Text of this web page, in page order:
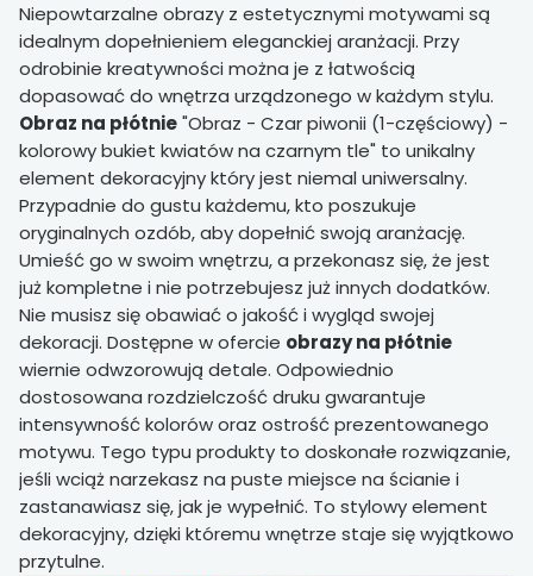
Niepowtarzalne obrazy z estetycznymi motywami są
idealnym dopełnieniem eleganckiej aranżacji. Przy
odrobinie kreatywności można je z łatwością
dopasować do wnętrza urządzonego w każdym stylu.
Obraz na płótnie"Obraz - Czar piwonii (1-częściowy) -
kolorowy bukiet kwiatów na czarnym tle" to unikalny
element dekoracyjny który jest niemal uniwersalny.
Przypadnie do gustu każdemu, kto poszukuje
oryginalnych ozdób, aby dopełnić swoją aranżację.
Umieść go w swoim wnętrzu, a przekonasz się, że jest
już kompletne i nie potrzebujesz już innych dodatków.
Nie musisz się obawiać o jakość i wygląd swojej
dekoracji. Dostępne w ofercie obrazy na płótnie
wiernie odwzorowują detale. Odpowiednio
dostosowana rozdzielczość druku gwarantuje
intensywność kolorów oraz ostrość prezentowanego
motywu. Tego typu produkty to doskonałe rozwiązanie,
jeśli wciąż narzekasz na puste miejsce na ścianie i
zastanawiasz się, jak je wypełnić. To stylowy element
dekoracyjny, dzięki któremu wnętrze staje się wyjątkowo
przytulne.